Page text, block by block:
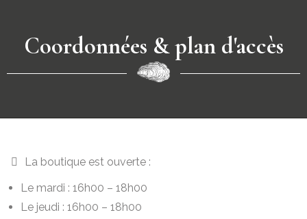
Coordonnées & plan d'accès
La boutique est ouverte :
Le mardi : 16h00 – 18h00
Le jeudi : 16h00 – 18h00